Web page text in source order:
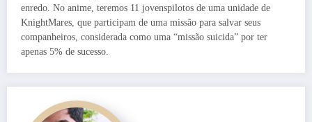
enredo. No anime, teremos 11 jovenspilotos de uma unidade de
KnightMares, que participam de uma missão para salvar seus
companheiros, considerada como uma “missão suicida” por ter
apenas 5% de sucesso.